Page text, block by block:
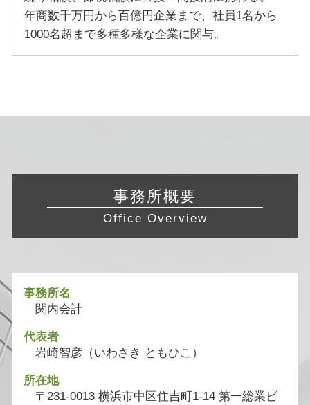
年商数千万円から百億円企業まで、社員1名から
1000名超まで多種多様な企業に関与。
事務所概要
Office Overview
事務所名
関内会計
代表者
岩崎智彦（いわさき ともひこ）
所在地
〒231-0013 横浜市中区住吉町1-14 第一総業ビ